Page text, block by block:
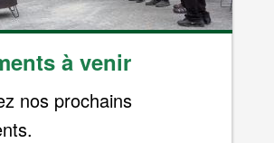
à venir
nos prochains